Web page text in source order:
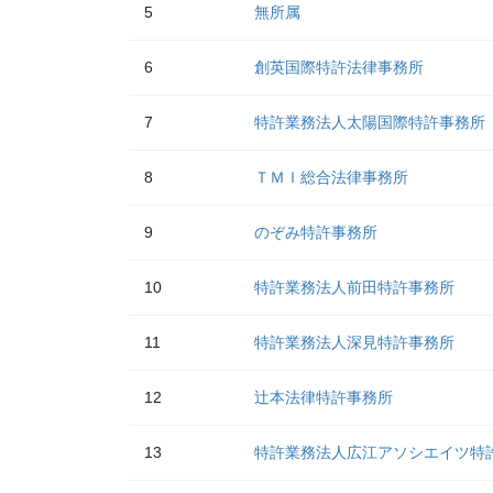
5 無所属
6 創英国際特許法律事務所
7 特許業務法人太陽国際特許事務所
8 ＴＭＩ総合法律事務所
9 のぞみ特許事務所
10 特許業務法人前田特許事務所
11 特許業務法人深見特許事務所
12 辻本法律特許事務所
13 特許業務法人広江アソシエイツ特